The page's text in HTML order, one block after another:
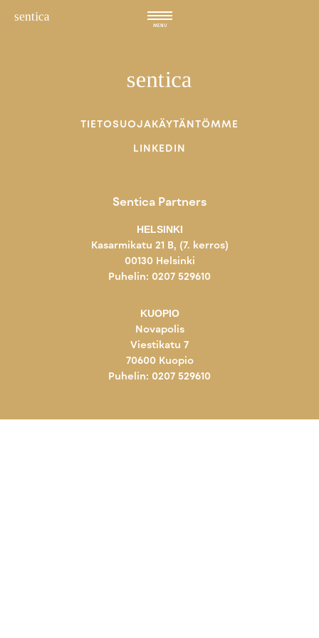
sisältöön
MENU
TIETOSUOJAKÄYTÄNTÖMME
LINKEDIN
Sentica Partners
HELSINKI
Kasarmikatu 21 B, (7. kerros)
00130 Helsinki
Puhelin: 0207 529610
KUOPIO
Novapolis
Viestikatu 7
70600 Kuopio
Puhelin: 0207 529610